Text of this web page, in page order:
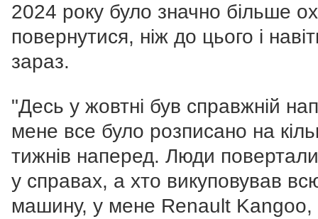
2024 року було значно більше
повернутися, ніж до цього і
зараз.
"Десь у жовтні був справжній
мене все було розписано на
тижнів наперед. Люди
у справах, а хто викуповував
машину, у мене Renault